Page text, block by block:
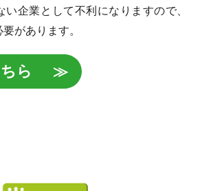
い企業として不利になりますので、
があります。
ら